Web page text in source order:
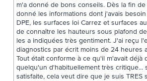
m'a donné de bons conseils. Dès la fin de
donné les informations dont j'avais
DPE, les surfaces loi Carrez et surfaces
de connaître les hauteurs sous plafond
les a indiquées très gentiment. J'ai reçu
diagnostics par écrit moins de 24 heures
Tout était conforme à ce qu'il m'avait déjà
quelqu'un d'habituellement très critique...
satisfaite, cela veut dire que je suis TRES